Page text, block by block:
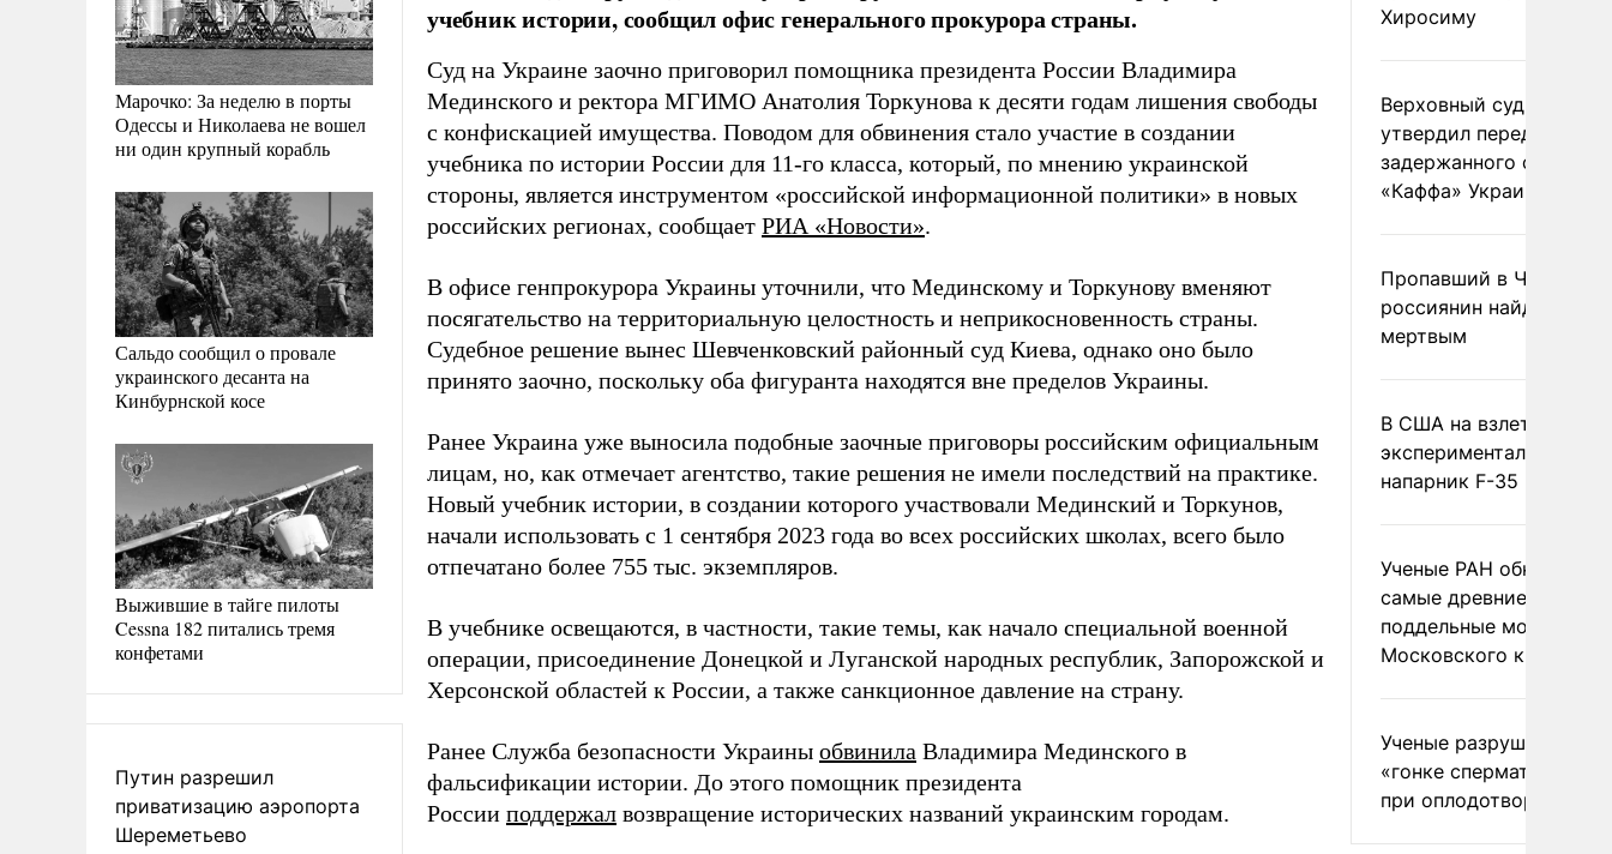
Марочко: За неделю в порты
Одессы и Николаева не вошел
ни один крупный корабль
Сальдо сообщил о провале
украинского десанта на
Кинбурнской косе
Выжившие в тайге пилоты
Cessna 182 питались тремя
конфетами
Путин разрешил
приватизацию аэропорта
Шереметьево
учебник истории, сообщил офис генерального прокурора страны.
Суд на Украине заочно приговорил помощника президента России Владимира
Мединского и ректора МГИМО Анатолия Торкунова к десяти годам лишения свободы
с конфискацией имущества. Поводом для обвинения стало участие в создании
учебника по истории России для 11-го класса, который, по мнению украинской
стороны, является инструментом «российской информационной политики» в новых
российских регионах, сообщает РИА «Новости».
В офисе генпрокурора Украины уточнили, что Мединскому и Торкунову вменяют
посягательство на территориальную целостность и неприкосновенность страны.
Судебное решение вынес Шевченковский районный суд Киева, однако оно было
принято заочно, поскольку оба фигуранта находятся вне пределов Украины.
Ранее Украина уже выносила подобные заочные приговоры российским официальным
лицам, но, как отмечает агентство, такие решения не имели последствий на практике.
Новый учебник истории, в создании которого участвовали Мединский и Торкунов,
начали использовать с 1 сентября 2023 года во всех российских школах, всего было
отпечатано более 755 тыс. экземпляров.
В учебнике освещаются, в частности, такие темы, как начало специальной военной
операции, присоединение Донецкой и Луганской народных республик, Запорожской и
Херсонской областей к России, а также санкционное давление на страну.
Ранее Служба безопасности Украины обвинила Владимира Мединского в
фальсификации истории. До этого помощник президента
России поддержал возвращение исторических названий украинским городам.
Хиросиму
Верховный суд Швеции
утвердил передачу
задержанного
«Каффа» Украине
Пропавший в
россиянин найден
мертвым
В США на взлете
экспериментальный
напарник F-35
Ученые РАН
самые древние
поддельные монеты
Московского
Ученые разрушили миф
«гонке
при оплодотворении